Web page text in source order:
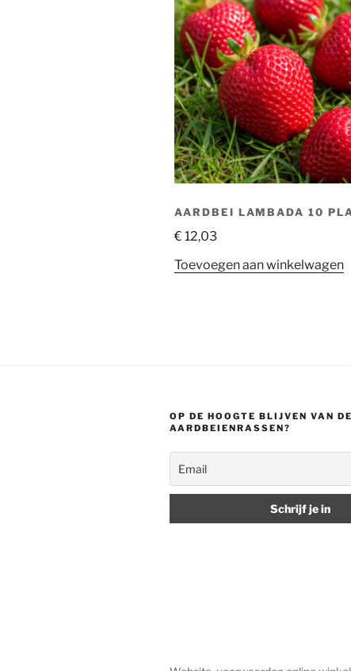
AARDBEI LAMBADA 10
€ 12,03
Toevoegen aan winkelwagen
OP DE HOOGTE BLIJVEN VAN
AARDBEIENRASSEN?